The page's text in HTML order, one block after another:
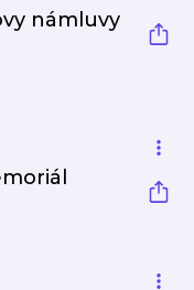
námluvy